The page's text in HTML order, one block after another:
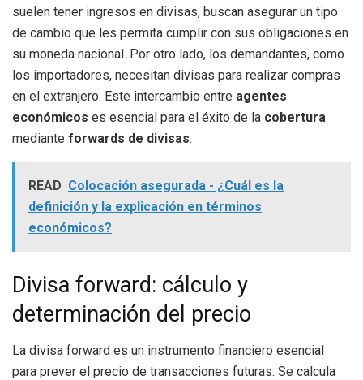
suelen tener ingresos en divisas, buscan asegurar un tipo
de cambio que les permita cumplir con sus obligaciones en
su moneda nacional. Por otro lado, los demandantes, como
los importadores, necesitan divisas para realizar compras
en el extranjero. Este intercambio entre agentes
económicos es esencial para el éxito de la cobertura
mediante forwards de divisas.
READ Colocación asegurada - ¿Cuál es la
definición y la explicación en términos
económicos?
Divisa forward: cálculo y
determinación del precio
La divisa forward es un instrumento financiero esencial
para prever el precio de transacciones futuras. Se calcula